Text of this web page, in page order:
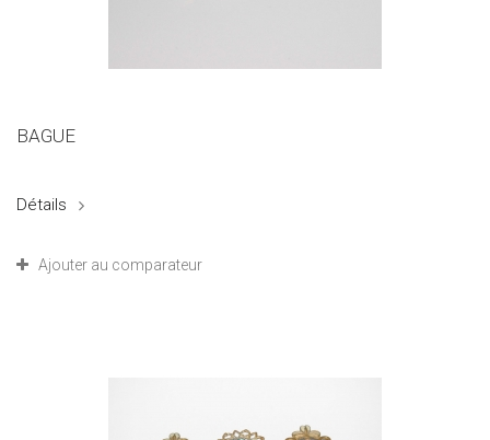
BAGUE
Détails
Ajouter au comparateur